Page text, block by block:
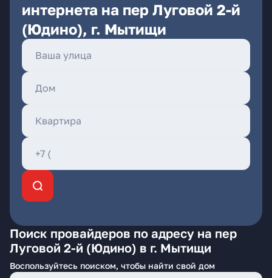
интернета на пер Луговой 2-й
(Юдино), г. Мытищи
Поиск провайдеров по адресу на пер
Луговой 2-й (Юдино) в г. Мытищи
Воспользуйтесь поиском, чтобы найти свой дом